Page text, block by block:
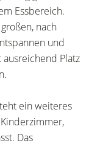
Essbereich.
nach
und
Platz
ein weiteres
Das